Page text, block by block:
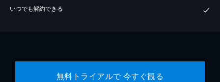
いつでも解約できる
無料トライアルで 今すぐ観る